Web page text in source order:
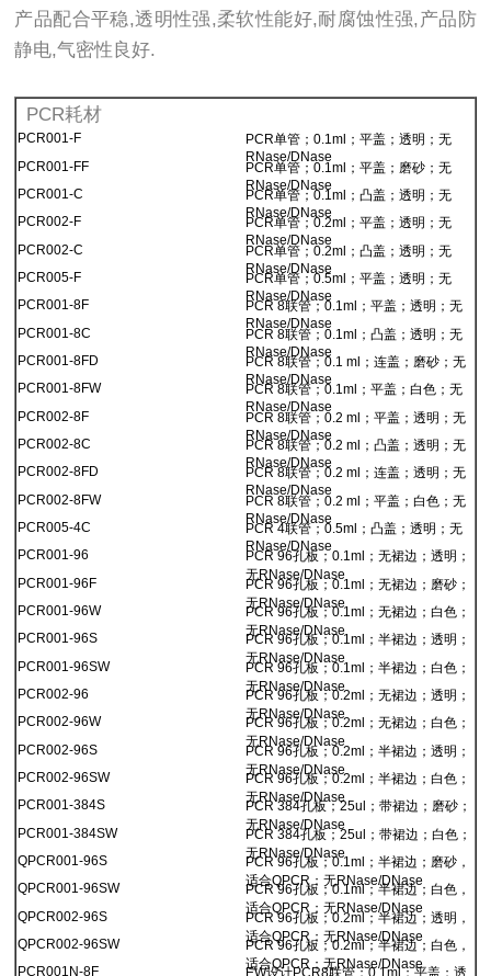
产品配合平稳,透明性强,柔软性能好,耐腐蚀性强,产品防
静电,气密性良好.
PCR耗材
PCR001-F
PCR单管；0.1ml；平盖；透明；无
RNase/DNase
PCR001-FF
PCR单管；0.1ml；平盖；磨砂；无
RNase/DNase
PCR001-C
PCR单管；0.1ml；凸盖；透明；无
RNase/DNase
PCR002-F
PCR单管；0.2ml；平盖；透明；无
RNase/DNase
PCR002-C
PCR单管；0.2ml；凸盖；透明；无
RNase/DNase
PCR005-F
PCR单管；0.5ml；平盖；透明；无
RNase/DNase
PCR001-8F
PCR 8联管；0.1ml；平盖；透明；无
RNase/DNase
PCR001-8C
PCR 8联管；0.1ml；凸盖；透明；无
RNase/DNase
PCR001-8FD
PCR 8联管；0.1 ml；连盖；磨砂；无
RNase/DNase
PCR001-8FW
PCR 8联管；0.1ml；平盖；白色；无
RNase/DNase
PCR002-8F
PCR 8联管；0.2 ml；平盖；透明；无
RNase/DNase
PCR002-8C
PCR 8联管；0.2 ml；凸盖；透明；无
RNase/DNase
PCR002-8FD
PCR 8联管；0.2 ml；连盖；透明；无
RNase/DNase
PCR002-8FW
PCR 8联管；0.2 ml；平盖；白色；无
RNase/DNase
PCR005-4C
PCR 4联管；0.5ml；凸盖；透明；无
RNase/DNase
PCR001-96
PCR 96孔板；0.1ml；无裙边；透明；
无RNase/DNase
PCR001-96F
PCR 96孔板；0.1ml；无裙边；磨砂；
无RNase/DNase
PCR001-96W
PCR 96孔板；0.1ml；无裙边；白色；
无RNase/DNase
PCR001-96S
PCR 96孔板；0.1ml；半裙边；透明；
无RNase/DNase
PCR001-96SW
PCR 96孔板；0.1ml；半裙边；白色；
无RNase/DNase
PCR002-96
PCR 96孔板；0.2ml；无裙边；透明；
无RNase/DNase
PCR002-96W
PCR 96孔板；0.2ml；无裙边；白色；
无RNase/DNase
PCR002-96S
PCR 96孔板；0.2ml；半裙边；透明；
无RNase/DNase
PCR002-96SW
PCR 96孔板；0.2ml；半裙边；白色；
无RNase/DNase
PCR001-384S
PCR 384孔板；25ul；带裙边；磨砂；
无RNase/DNase
PCR001-384SW
PCR 384孔板；25ul；带裙边；白色；
无RNase/DNase
QPCR001-96S
PCR 96孔板；0.1ml；半裙边；磨砂，
适合QPCR；无RNase/DNase
QPCR001-96SW
PCR 96孔板；0.1ml；半裙边；白色，
适合QPCR；无RNase/DNase
QPCR002-96S
PCR 96孔板；0.2ml；半裙边；透明，
适合QPCR；无RNase/DNase
QPCR002-96SW
PCR 96孔板；0.2ml；半裙边；白色，
适合QPCR；无RNase/DNase
PCR001N-8F